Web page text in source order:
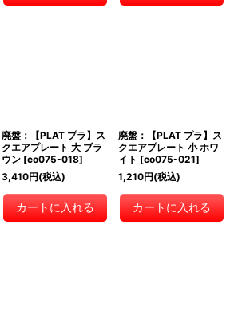
廃盤：【PLAT プラ】ス
クエアプレート 大 ブラ
ウン [co075-018]
3,410円(税込)
カートに入れる
廃盤：【PLAT プラ】ス
クエアプレート 小 ホワ
イト [co075-021]
1,210円(税込)
カートに入れる